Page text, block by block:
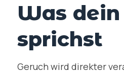
Was
sprichst
Geruch wird direkter